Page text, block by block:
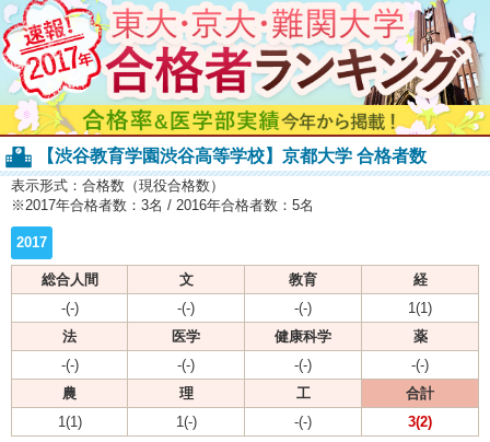
【渋谷教育学園渋谷高等学校】京都大学 合格者数
表示形式：合格数（現役合格数）
※2017年合格者数：3名 / 2016年合格者数：5名
2017
総合人間 文 教育
経
-(-)
-(-) -(-)
1(1)
法
医学 健康科学
薬
-(-)
-(-) -(-)
-(-)
農
理 工
合計
1(1)
1(-) -(-) 3(2)